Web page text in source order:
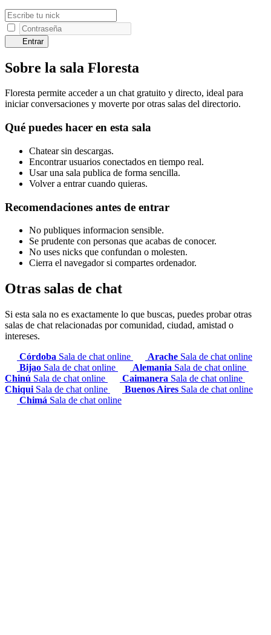
Entrar
Sobre la sala Floresta
Floresta permite acceder a un chat gratuito y directo, ideal para
iniciar conversaciones y moverte por otras salas del directorio.
Qué puedes hacer en esta sala
Chatear sin descargas.
Encontrar usuarios conectados en tiempo real.
Usar una sala publica de forma sencilla.
Volver a entrar cuando quieras.
Recomendaciones antes de entrar
No publiques informacion sensible.
Se prudente con personas que acabas de conocer.
No uses nicks que confundan o molesten.
Cierra el navegador si compartes ordenador.
Otras salas de chat
Si esta sala no es exactamente lo que buscas, puedes probar otras
salas de chat relacionadas por comunidad, ciudad, amistad o
intereses.
Córdoba Sala de chat online Arache Sala de chat online
Bijao Sala de chat online Alemania Sala de chat online
Chinú Sala de chat online Caimanera Sala de chat online
Chiqui Sala de chat online Buenos Aires Sala de chat online
Chimá Sala de chat online